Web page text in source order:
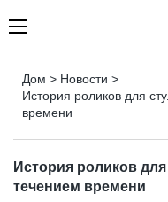
Дом > Новости >
История роликов для
времени
История роликов
течением времени